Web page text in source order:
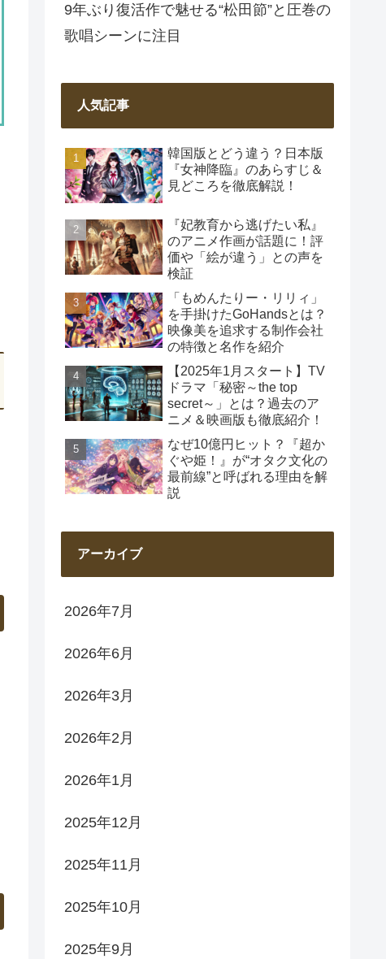
9年ぶり復活作で魅せる“松田節”と圧巻の
歌唱シーンに注目
人気記事
韓国版とどう違う？日本版
『女神降臨』のあらすじ＆
見どころを徹底解説！
『妃教育から逃げたい私』
のアニメ作画が話題に！評
価や「絵が違う」との声を
検証
「もめんたりー・リリィ」
を手掛けたGoHandsとは？
映像美を追求する制作会社
の特徴と名作を紹介
【2025年1月スタート】TV
ドラマ「秘密～the top
secret～」とは？過去のア
ニメ＆映画版も徹底紹介！
なぜ10億円ヒット？『超か
ぐや姫！』が“オタク文化の
最前線”と呼ばれる理由を解
説
アーカイブ
2026年7月
2026年6月
2026年3月
2026年2月
2026年1月
2025年12月
2025年11月
2025年10月
2025年9月